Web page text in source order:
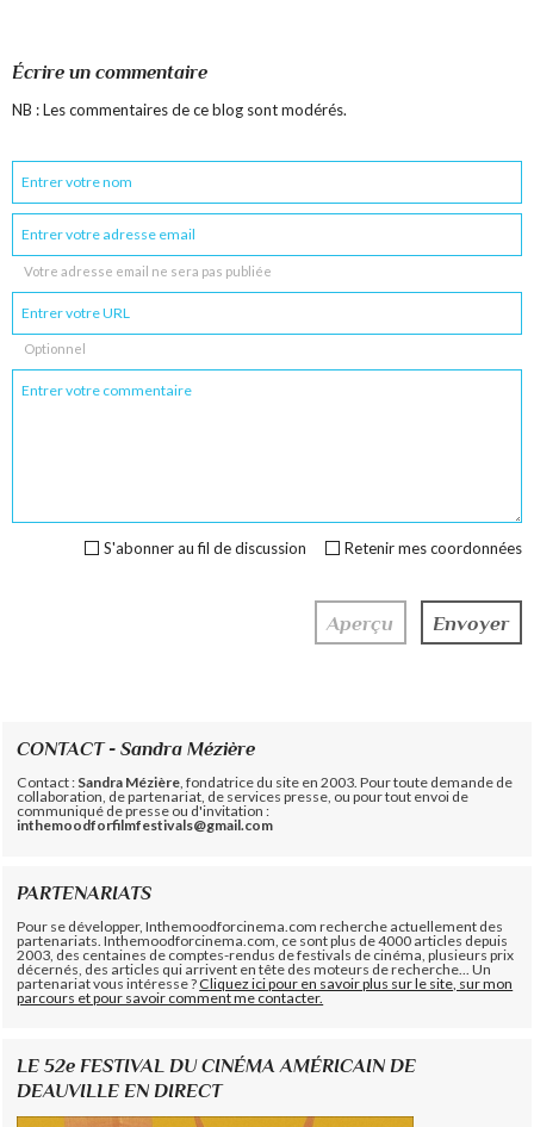
Écrire un commentaire
NB : Les commentaires de ce blog sont modérés.
Votre adresse email ne sera pas publiée
Optionnel
Retenir mes coordonnées
S'abonner au fil de discussion
CONTACT - Sandra Mézière
Contact : Sandra Mézière , fondatrice du site en 2003. Pour toute demande de
collaboration, de partenariat, de services presse, ou pour tout envoi de
communiqué de presse ou d'invitation :
inthemoodforfilmfestivals@gmail.com
PARTENARIATS
Pour se développer, Inthemoodforcinema.com recherche actuellement des
partenariats. Inthemoodforcinema.com, ce sont plus de 4000 articles depuis
2003, des centaines de comptes-rendus de festivals de cinéma, plusieurs prix
décernés, des articles qui arrivent en tête des moteurs de recherche... Un
partenariat vous intéresse ?Cliquez ici pour en savoir plus sur le site, sur mon
parcours et pour savoir comment me contacter.
LE 52e FESTIVAL DU CINÉMA AMÉRICAIN DE
DEAUVILLE EN DIRECT